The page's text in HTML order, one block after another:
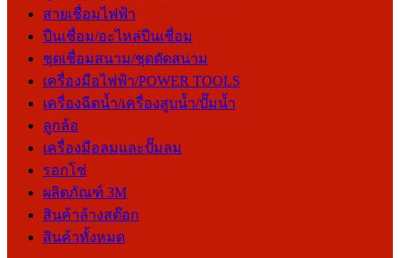
สายเชื่อมไฟฟ้า
ปืนเชื่อม/อะไหล่ปืนเชื่อม
ชุดเชื่อมสนาม/ชุดตัดสนาม
เครื่องมือไฟฟ้า/POWER TOOLS
เครื่องฉีดน้ำ/เครื่องสูบน้ำ/ปั๊มน้ำ
ลูกล้อ
เครื่องมือลมและปั๊มลม
รอกโซ่
ผลิตภัณฑ์ 3M
สินค้าล้างสต๊อก
สินค้าทั้งหมด